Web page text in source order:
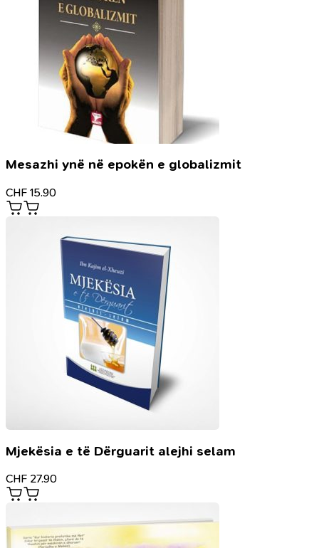
Mesazhi ynë në epokën e globalizmit
CHF 15.90
Mjekësia e të Dërguarit alejhi selam
CHF 27.90